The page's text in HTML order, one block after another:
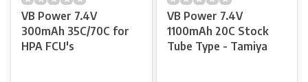
VB Power 7.4V
300mAh 35C/70C for
HPA FCU's
VB Power 7.4V
1100mAh 20C Stock
Tube Type - Tamiya